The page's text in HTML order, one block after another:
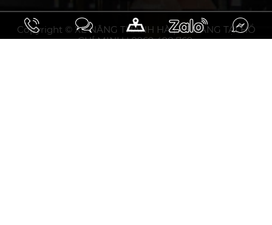
Copyright © XE NÂNG THANH HÀ | XE NÂNG TẠI HỒ
CHÍ MINH | 0969 498 769.